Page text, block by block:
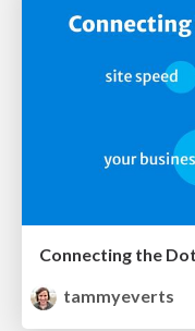
tammyeverts